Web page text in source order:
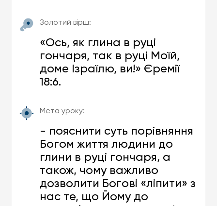
Золотий вірш:
«Ось, як глина в руці
гончаря, так в руці Моїй,
доме Ізраїлю, ви!» Єремії
18:6.
Мета уроку:
- пояснити суть порівняння
Богом життя людини до
глини в руці гончаря, а
також, чому важливо
дозволити Богові «ліпити» з
нас те, що Йому до